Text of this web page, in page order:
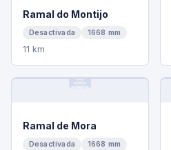
Ramal do Montijo
Desactivada 1668 mm
11 km
🛤️
Ramal de Mora
Desactivada 1668 mm